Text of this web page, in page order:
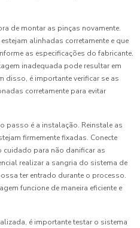
de montar as pinças novamente.
alinhadas corretamente e que
as especificações do fabricante.
inadequada pode resultar em
disso, é importante verificar se as
corretamente para evitar
passo é a instalação. Reinstale as
firmemente fixadas. Conecte
cuidado para não danificar as
realizar a sangria do sistema de
ter entrado durante o processo.
funcione de maneira eficiente e
é importante testar o sistema